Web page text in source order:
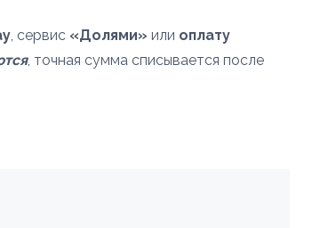
, сервис «Долями» или оплату
, точная сумма списывается после